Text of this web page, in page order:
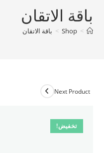
باقة الاتقان
>
Shop
> باقة الاتقان
تخفيض!
Next Product